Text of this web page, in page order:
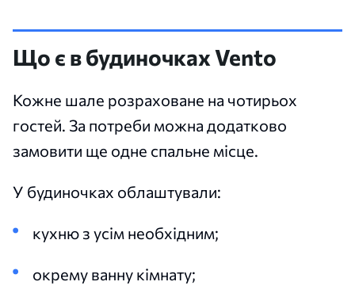
Що є в будиночках Vento
Кожне шале розраховане на чотирьох
гостей. За потреби можна додатково
замовити ще одне спальне місце.
У будиночках облаштували:
кухню з усім необхідним;
окрему ванну кімнату;